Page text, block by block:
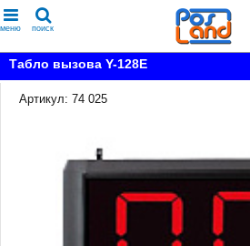
меню поиск
Табло вызова Y-128E
Артикул: 74 025